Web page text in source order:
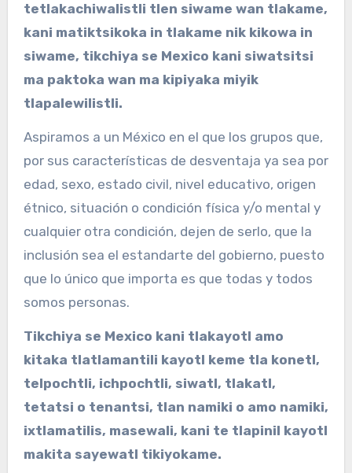
tetlakachiwalistli tlen siwame wan tlakame,
kani matiktsikoka in tlakame nik kikowa in
siwame, tikchiya se Mexico kani siwatsitsi
ma paktoka wan ma kipiyaka miyik
tlapalewilistli.
Aspiramos a un México en el que los grupos que,
por sus características de desventaja ya sea por
edad, sexo, estado civil, nivel educativo, origen
étnico, situación o condición física y/o mental y
cualquier otra condición, dejen de serlo, que la
inclusión sea el estandarte del gobierno, puesto
que lo único que importa es que todas y todos
somos personas.
Tikchiya se Mexico kani tlakayotl amo
kitaka tlatlamantili kayotl keme tla konetl,
telpochtli, ichpochtli, siwatl, tlakatl,
tetatsi o tenantsi, tlan namiki o amo namiki,
ixtlamatilis, masewali, kani te tlapinil kayotl
makita sayewatl tikiyokame.